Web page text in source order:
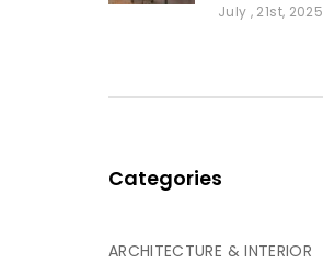
July , 21st, 2025
Categories
ARCHITECTURE & INTERIOR